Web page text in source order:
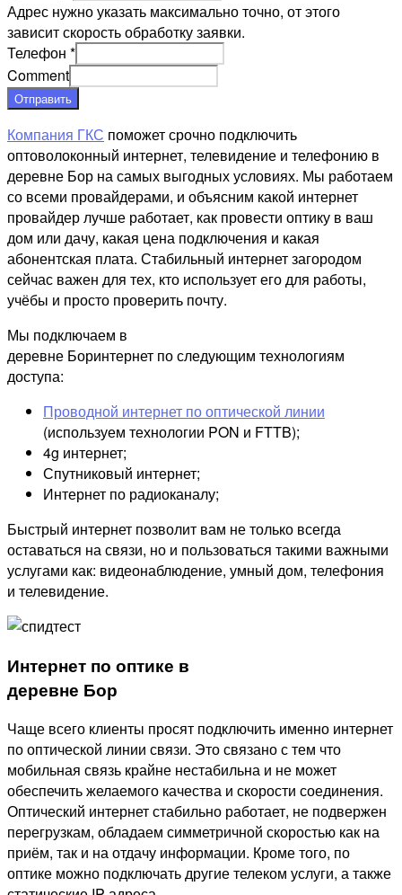
Адрес нужно указать максимально точно, от этого
зависит скорость обработку заявки.
Телефон *
Comment
Отправить
Компания ГКС поможет срочно подключить
оптоволоконный интернет, телевидение и телефонию в
деревне Бор на самых выгодных условиях. Мы работаем
со всеми провайдерами, и объясним какой интернет
провайдер лучше работает, как провести оптику в ваш
дом или дачу, какая цена подключения и какая
абонентская плата. Стабильный интернет загородом
сейчас важен для тех, кто использует его для работы,
учёбы и просто проверить почту.
Мы подключаем в
деревне Боринтернет по следующим технологиям
доступа:
Проводной интернет по оптической линии
(используем технологии PON и FTTB);
4g интернет;
Спутниковый интернет;
Интернет по радиоканалу;
Быстрый интернет позволит вам не только всегда
оставаться на связи, но и пользоваться такими важными
услугами как: видеонаблюдение, умный дом, телефония
и телевидение.
Интернет по оптике в
деревне Бор
Чаще всего клиенты просят подключить именно интернет
по оптической линии связи. Это связано с тем что
мобильная связь крайне нестабильна и не может
обеспечить желаемого качества и скорости соединения.
Оптический интернет стабильно работает, не подвержен
перегрузкам, обладаем симметричной скоростью как на
приём, так и на отдачу информации. Кроме того, по
оптике можно подключать другие телеком услуги, а также